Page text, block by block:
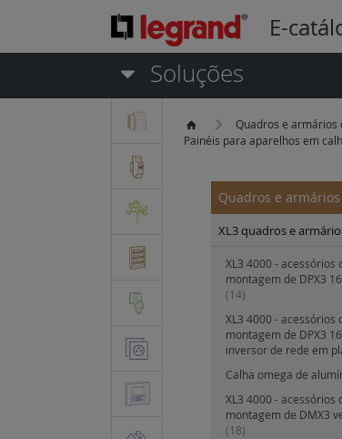
E-
Soluções
Quadros e armários
Painéis para aparelhos em
Quadros e
XL3 quadros e
XL3 4000 - acessórios
montagem de DPX3
(14)
XL3 4000 - acessórios
montagem de DPX3
inversor de rede em
Calha omega de
XL3 4000 - acessórios
montagem de DMX3
(18)